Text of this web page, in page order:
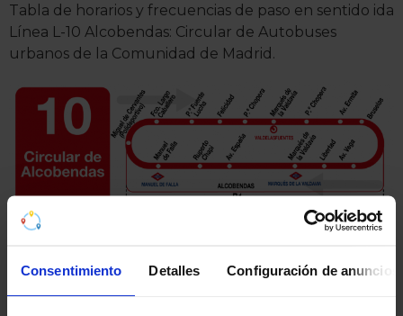
Consentimiento Detalles Configuración de anuncios
Tabla de horarios y frecuencias de paso en sentido ida
Línea L-10 Alcobendas: Circular de Autobuses
urbanos de la Comunidad de Madrid.